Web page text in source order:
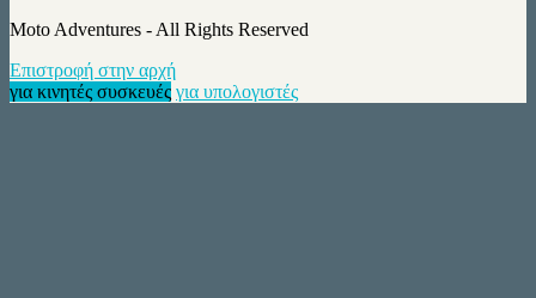
Moto Adventures - All Rights Reserved
Επιστροφή στην αρχή
για κινητές συσκευές για υπολογιστές